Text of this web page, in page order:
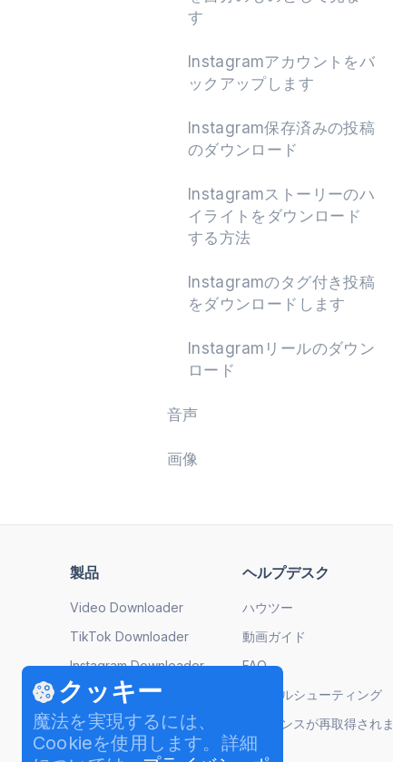
す
Instagramアカウントをバ
ックアップします
Instagram保存済みの投稿
のダウンロード
Instagramストーリーのハ
イライトをダウンロード
する方法
Instagramのタグ付き投稿
をダウンロードします
Instagramリールのダウン
ロード
音声
画像
クッキー
魔法を実現するには、
Cookieを使用します。詳細
製品
Video Downloader
TikTok Downloader
Instagram Downloader
YouTube to MP3
Image Compressor
Video to MP3
ヘルプデスク
ハウツー
動画ガイド
FAQ
トラブルシューティング
ライセンスが再取得されま
した